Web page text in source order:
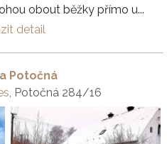
obout běžky přímo u...
detail
Potočná
, Potočná 284/16